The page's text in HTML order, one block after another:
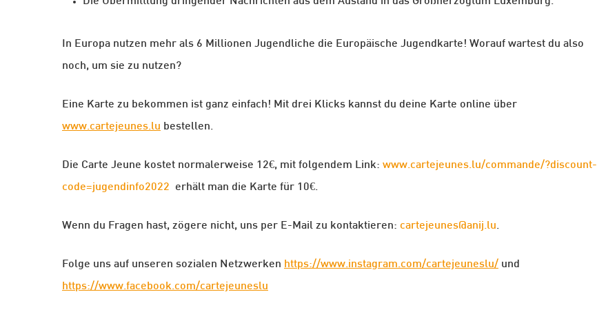
In Europa nutzen mehr als 6 Millionen Jugendliche die Europäische Jugendkarte! Worauf wartest du also
noch, um sie zu nutzen?
Eine Karte zu bekommen ist ganz einfach! Mit drei Klicks kannst du deine Karte online über
www.cartejeunes.lu bestellen.
Die Carte Jeune kostet normalerweise 12€, mit folgendem Link: www.cartejeunes.lu/commande/?discount-
code=jugendinfo2022 erhält man die Karte für 10€.
Wenn du Fragen hast, zögere nicht, uns per E-Mail zu kontaktieren: cartejeunes@anij.lu.
Folge uns auf unseren sozialen Netzwerken https://www.instagram.com/cartejeuneslu/ und
https://www.facebook.com/cartejeuneslu